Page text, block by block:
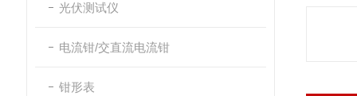
光伏测试仪
电流钳/交直流电流钳
钳形表